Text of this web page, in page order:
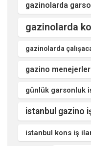
gazinolarda
gazinolarda
gazinolarda
gazino
günlük garsonluk
istanbul gazino
istanbul kons iş